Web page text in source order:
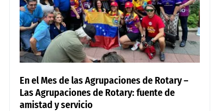
En el Mes de las Agrupaciones de Rotary –
Las Agrupaciones de Rotary: fuente de
amistad y servicio